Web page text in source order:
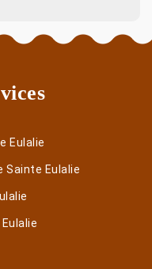
Eulalie
Sainte Eulalie